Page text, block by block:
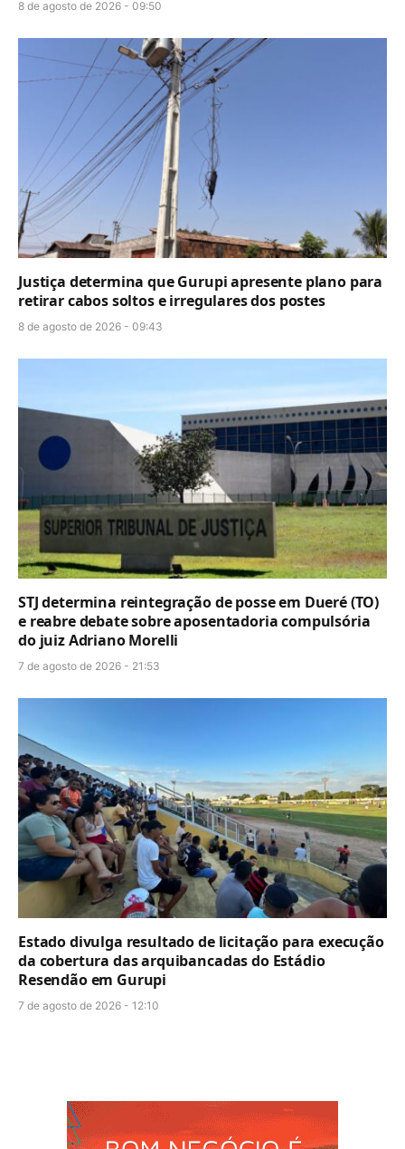
8 de agosto de 2026 - 09:50
Justiça determina que Gurupi apresente plano para
retirar cabos soltos e irregulares dos postes
8 de agosto de 2026 - 09:43
STJ determina reintegração de posse em Dueré (TO)
e reabre debate sobre aposentadoria compulsória
do juiz Adriano Morelli
7 de agosto de 2026 - 21:53
Estado divulga resultado de licitação para execução
da cobertura das arquibancadas do Estádio
Resendão em Gurupi
7 de agosto de 2026 - 12:10